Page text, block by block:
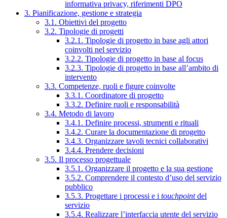
informativa privacy, riferimenti DPO
3. Pianificazione, gestione e strategia
3.1. Obiettivi del progetto
3.2. Tipologie di progetti
3.2.1. Tipologie di progetto in base agli attori
coinvolti nel servizio
3.2.2. Tipologie di progetto in base al focus
3.2.3. Tipologie di progetto in base all’ambito di
intervento
3.3. Competenze, ruoli e figure coinvolte
3.3.1. Coordinatore di progetto
3.3.2. Definire ruoli e responsabilità
3.4. Metodo di lavoro
3.4.1. Definire processi, strumenti e rituali
3.4.2. Curare la documentazione di progetto
3.4.3. Organizzare tavoli tecnici collaborativi
3.4.4. Prendere decisioni
3.5. Il processo progettuale
3.5.1. Organizzare il progetto e la sua gestione
3.5.2. Comprendere il contesto d’uso del servizio
pubblico
3.5.3. Progettare i processi e i touchpointdel
servizio
3.5.4. Realizzare l’interfaccia utente del servizio